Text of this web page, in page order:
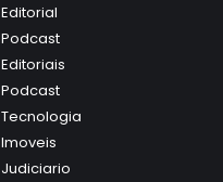
Editorial
Podcast
Editoriais
Podcast
Tecnologia
Imoveis
Judiciario